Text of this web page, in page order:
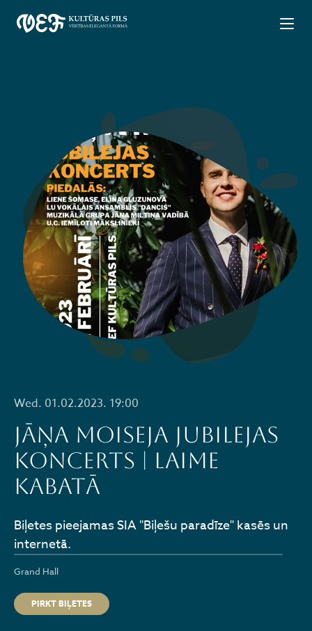
Wed. 01.02.2023. 19:00
JĀŅA MOISEJA jubilejas
koncerts | LAIME
KABATĀ
Grand Hall
PIRKT BIĻETES
Biļetes pieejamas SIA "Biļešu paradīze" kasēs un
internetā.